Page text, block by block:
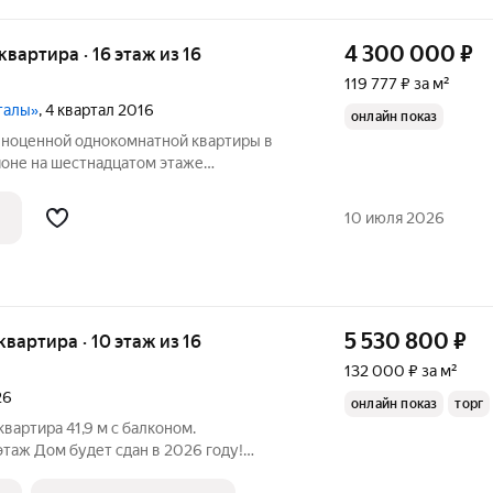
· 16 этаж из 16
, 4 квартал 2016
однокомнатной квартиры в
на шестнадцатом этаже
светлая, теплая квартира с
4 300 000 ₽
119 777 ₽ за м²
онлайн показ
10 июля 2026
· 10 этаж из 16
41,9 м с балконом.
Дом будет сдан в 2026 году!
5 530 800 ₽
132 000 ₽ за м²
онлайн показ торг